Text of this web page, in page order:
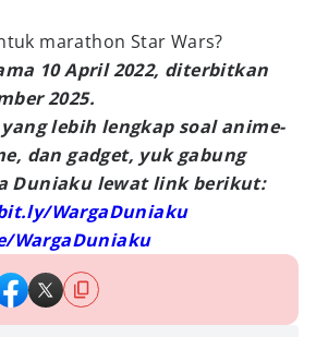
marathon Star Wars?
10 April 2022, diterbitkan
2025.
lebih lengkap soal anime-
dan gadget, yuk gabung
Duniaku lewat link berikut:
WargaDuniaku
WargaDuniaku